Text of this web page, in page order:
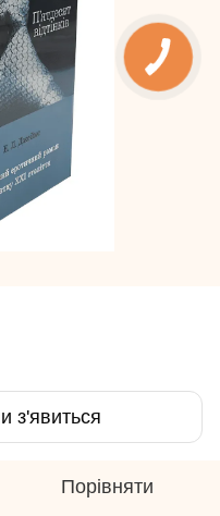
з'явиться
Порівняти